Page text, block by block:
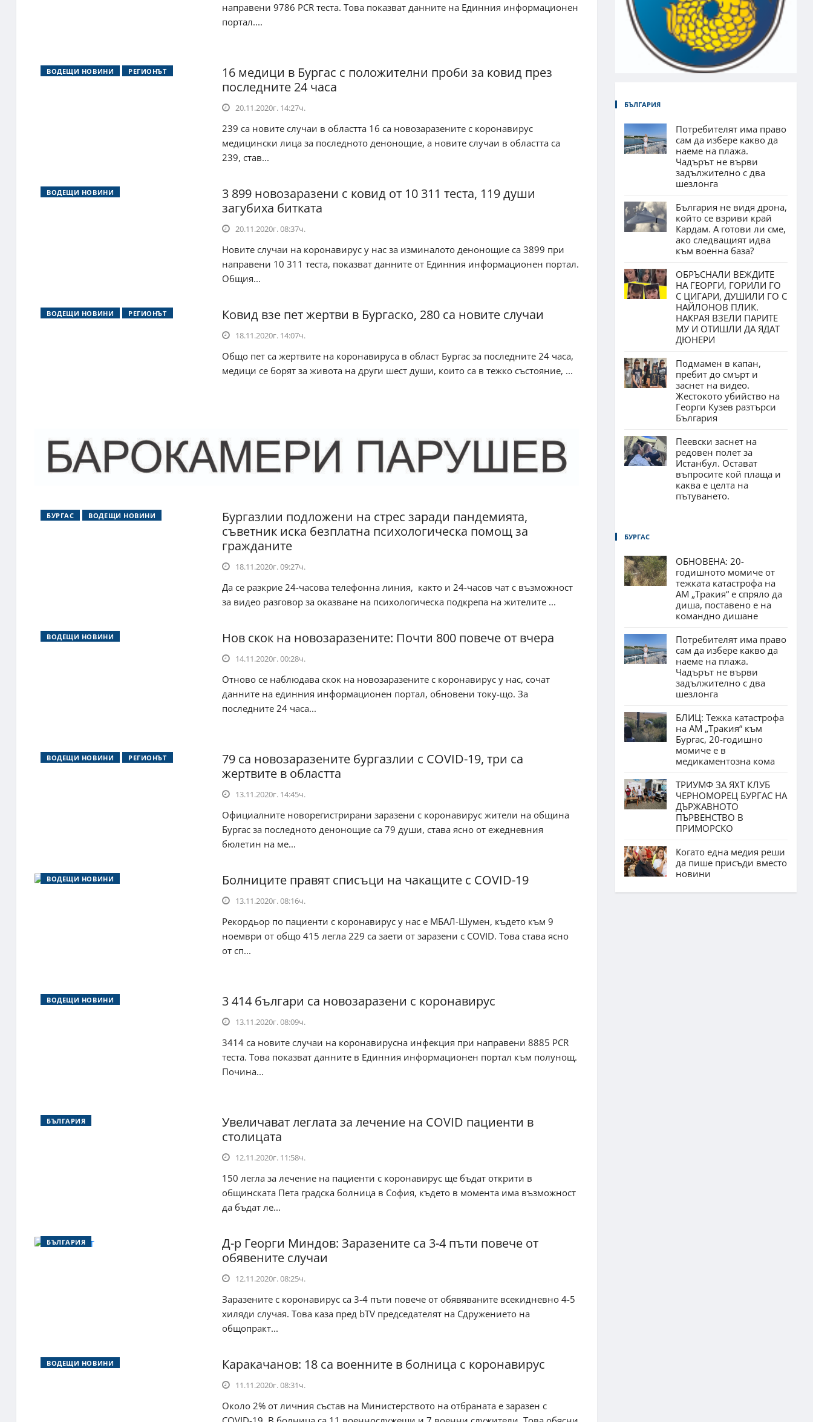
направени 9786 PCR теста. Това показват данните на Единния информационен
портал....
ВОДЕЩИ НОВИНИ РЕГИОНЪТ
16 медици в Бургас с положителни проби за ковид през
последните 24 часа
20.11.2020г. 14:27ч.
239 са новите случаи в областта 16 са новозаразените с коронавирус
медицински лица за последното денонощие, а новите случаи в областта са
239, став...
ВОДЕЩИ НОВИНИ
3 899 новозаразени с ковид от 10 311 теста, 119 души
загубиха битката
20.11.2020г. 08:37ч.
Новите случаи на коронавирус у нас за изминалото денонощие са 3899 при
направени 10 311 теста, показват данните от Единния информационен портал.
Общия...
ВОДЕЩИ НОВИНИ РЕГИОНЪТ Ковид взе пет жертви в Бургаско, 280 са новите случаи
18.11.2020г. 14:07ч.
Общо пет са жертвите на коронавируса в област Бургас за последните 24 часа,
медици се борят за живота на други шест души, които са в тежко състояние, ...
БУРГАС ВОДЕЩИ НОВИНИ
Бургазлии подложени на стрес заради пандемията,
съветник иска безплатна психологическа помощ за
гражданите
18.11.2020г. 09:27ч.
Да се разкрие 24-часова телефонна линия, както и 24-часов чат с възможност
за видео разговор за оказване на психологическа подкрепа на жителите ...
ВОДЕЩИ НОВИНИ Нов скок на новозаразените: Почти 800 повече от вчера
14.11.2020г. 00:28ч.
Отново се наблюдава скок на новозаразените с коронавирус у нас, сочат
данните на единния информационен портал, обновени току-що. За
последните 24 часа...
ВОДЕЩИ НОВИНИ РЕГИОНЪТ
79 са новозаразените бургазлии с COVID-19, три са
жертвите в областта
13.11.2020г. 14:45ч.
Официалните новорегистрирани заразени с коронавирус жители на община
Бургас за последното денонощие са 79 души, става ясно от ежедневния
бюлетин на ме...
ВОДЕЩИ НОВИНИ Болниците правят списъци на чакащите с COVID-19
13.11.2020г. 08:16ч.
Рекордьор по пациенти с коронавирус у нас е МБАЛ-Шумен, където към 9
ноември от общо 415 легла 229 са заети от заразени с COVID. Това става ясно
от сп...
ВОДЕЩИ НОВИНИ 3 414 българи са новозаразени с коронавирус
13.11.2020г. 08:09ч.
3414 са новите случаи на коронавирусна инфекция при направени 8885 PCR
теста. Това показват данните в Eдинния информационен портал към полунощ.
Почина...
БЪЛГАРИЯ
Увеличават леглата за лечение на COVID пациенти в
столицата
12.11.2020г. 11:58ч.
150 легла за лечение на пациенти с коронавирус ще бъдат открити в
общинската Пета градска болница в София, където в момента има възможност
да бъдат ле...
БЪЛГАРИЯ
Д-р Георги Миндов: Заразените са 3-4 пъти повече от
обявените случаи
12.11.2020г. 08:25ч.
Заразените с коронавирус са 3-4 пъти повече от обявяваните всекидневно 4-5
хиляди случая. Това каза пред bTV председателят на Сдружението на
общопракт...
ВОДЕЩИ НОВИНИ Каракачанов: 18 са военните в болница с коронавирус
11.11.2020г. 08:31ч.
Около 2% от личния състав на Министерството на отбраната е заразен с
БЪЛГАРИЯ
Потребителят има право
сам да избере какво да
наеме на плажа.
Чадърът не върви
задължително с два
шезлонга
България не видя дрона,
който се взриви край
Кардам. А готови ли сме,
ако следващият идва
към военна база?
ОБРЪСНАЛИ ВЕЖДИТЕ
НА ГЕОРГИ, ГОРИЛИ ГО
С ЦИГАРИ, ДУШИЛИ ГО С
НАЙЛОНОВ ПЛИК.
НАКРАЯ ВЗЕЛИ ПАРИТЕ
МУ И ОТИШЛИ ДА ЯДАТ
ДЮНЕРИ
Подмамен в капан,
пребит до смърт и
заснет на видео.
Жестокото убийство на
Георги Кузев разтърси
България
Пеевски заснет на
редовен полет за
Истанбул. Остават
въпросите кой плаща и
каква е целта на
пътуването.
БУРГАС
ОБНОВЕНА: 20-
годишното момиче от
тежката катастрофа на
АМ „Тракия“ е спряло да
диша, поставено е на
командно дишане
Потребителят има право
сам да избере какво да
наеме на плажа.
Чадърът не върви
задължително с два
шезлонга
БЛИЦ: Тежка катастрофа
на АМ „Тракия“ към
Бургас, 20-годишно
момиче е в
медикаментозна кома
ТРИУМФ ЗА ЯХТ КЛУБ
ЧЕРНОМОРЕЦ БУРГАС НА
ДЪРЖАВНОТО
ПЪРВЕНСТВО В
ПРИМОРСКО
Когато една медия реши
да пише присъди вместо
новини